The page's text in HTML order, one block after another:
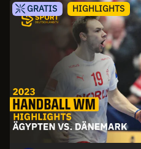
GRATIS HIGHLIGHTS